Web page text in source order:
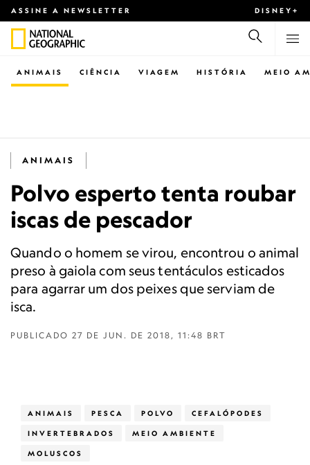
ASSINE A NEWSLETTER DISNEY+
CIÊNCIA VIAGEM
ANIMAIS HISTÓRIA MEIO
ANIMAIS
Polvo esperto tenta roubar
iscas de pescador
Quando o homem se virou, encontrou o animal
preso à gaiola com seus tentáculos esticados
para agarrar um dos peixes que serviam de
isca.
PUBLICADO 27 DE JUN. DE 2018, 11:48 BRT
ANIMAIS PESCA POLVO CEFALÓPODES
INVERTEBRADOS MEIO AMBIENTE
MOLUSCOS